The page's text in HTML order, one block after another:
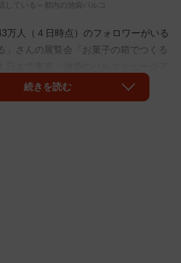
している＝都内の池袋パルコ
万人（４日時点）のフォロワーがいる
」さんの展覧会「お菓子の箱でつくる
。神戸在住、21歳の男子大学生だが、
菓子箱などを素材にした精巧な紙細工
続きを読む